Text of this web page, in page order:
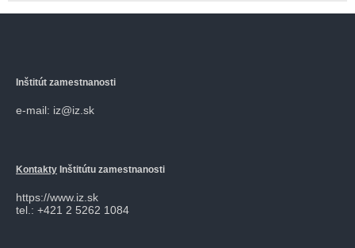
Inštitút zamestnanosti
e-mail: iz@iz.sk
Kontakty Inštitútu zamestnanosti
https://www.iz.sk
tel.: +421 2 5262 1084